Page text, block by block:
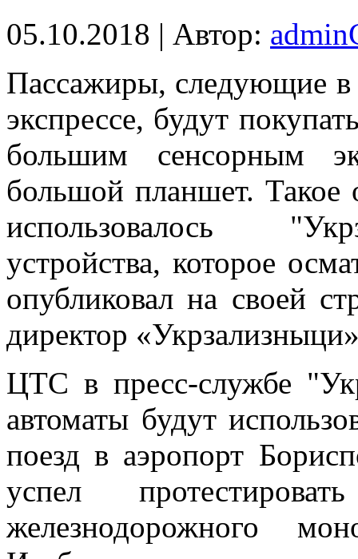
05.10.2018 | Автор:
Пaссaжиры, слeдующиe в
экспрессе, будут
большим сенсорным
большой планшет. Такое
использовалось
устройства, которое
опубликовал на своей
директор
ЦТС в пресс-службе
автоматы будут
поезд в аэропорт
успел
железнодорожного